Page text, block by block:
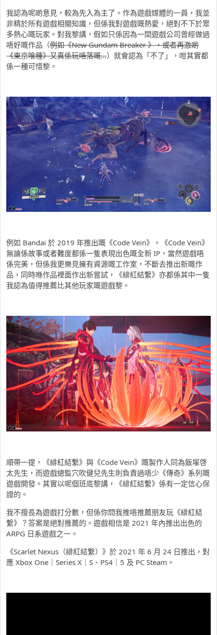
我認為呢啲意見，較為先入為主了。作為遊戲媒體的一員，我並
非精於所有遊戲相關知識，但係我對遊戲嘅熱愛，絕對不下於眾
多熱心嘅玩家。對我黎講，假如只係因為一間遊戲公司曾經做過
唔好嘅作品（例如《New Gundam Breaker 》，或者再激啲
《東京喰種》又真係玩唔落嘅…）就會認為「不了」，咁其實都
係一種可惜黎。
例如 Bandai 於 2019 年推出嘅《Code Vein》。《Code Vein》
無論係故事或者難度都係一隻表現出色嘅全新 IP，當然遊戲唔
係完美，但係我更樂見擁有資源嘅工作室，不斷去推出新嘅作
品，同時喺作品裡面作出新嘗試，《緋紅結繫》亦都係其中一隻
我認為值得推薦比其他玩家嘅遊戲黎。
順帶一提，《緋紅結繫》與《Code Vein》嘅製作人同為飯塚啓
太先生，而遊戲總監穴吹健兒先生則負責過唔少《傳奇》系列嘅
遊戲開發。其實以呢個班底黎講，《緋紅結繫》係有一定信心保
證的。
我不擅長為遊戲打分數，但係你問我推唔推薦朋友玩《緋紅結
繫》？答案是絕對推薦的。遊戲相信是 2021 年內推出出色的
ARPG 日系遊戲之一。
《Scarlet Nexus（緋紅結繫）》於 2021 年 6 月 24 日推出，對
應 Xbox One｜Series X｜S、PS4｜5 及 PC Steam。